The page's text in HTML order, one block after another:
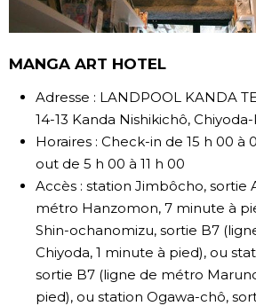
MANGA ART HOTEL
Adresse : LANDPOOL KANDA
14-13 Kanda Nishikichô,
Horaires : Check-in de 15 h 00 à
out de 5 h 00 à 11 h 00
Accès : station Jimbôcho, sortie
métro Hanzomon, 7 minute à
Shin-ochanomizu, sortie B7
Chiyoda, 1 minute à pied), ou
sortie B7 (ligne de métro
pied), ou station Ogawa-chô,